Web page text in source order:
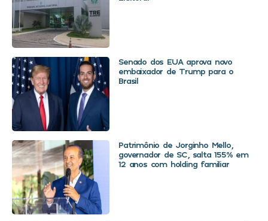
Senado dos EUA aprova novo
embaixador de Trump para o
Brasil
Patrimônio de Jorginho Mello,
governador de SC, salta 155% em
12 anos com holding familiar